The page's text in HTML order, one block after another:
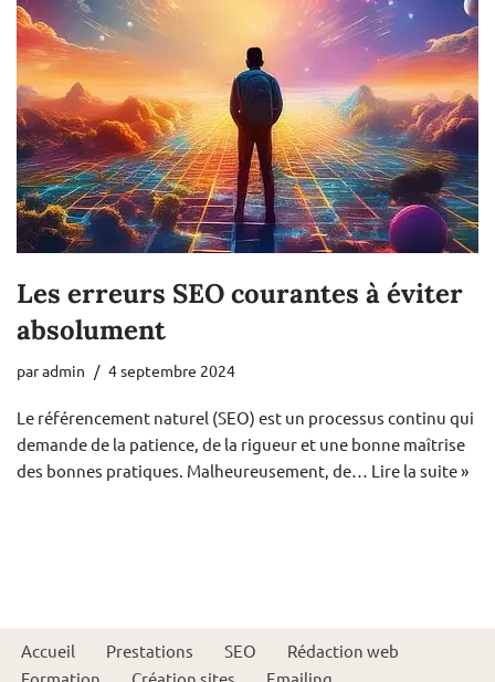
Les erreurs SEO courantes à éviter
absolument
paradmin 4 septembre 2024
Le référencement naturel (SEO) est un processus continu qui
demande de la patience, de la rigueur et une bonne maîtrise
des bonnes pratiques. Malheureusement, de… Lire la suite »
Accueil Prestations SEO
Rédaction web